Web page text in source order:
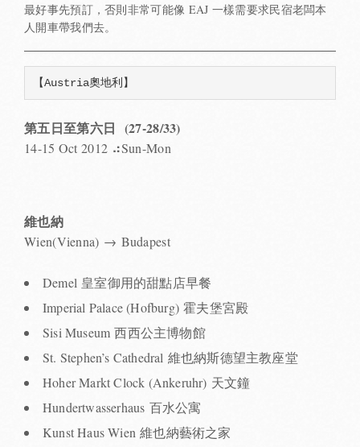
最好事先預訂，否則非常可能像 EAJ 一樣需要求民宿老闆本
人開車帶我們去。
【Austria奧地利】
第五日至第六日 (27-28/33)
14-15 Oct 2012 ⠴Sun-Mon
維也納
Wien(Vienna) → Budapest
Demel 皇室御用的甜點店早餐
Imperial Palace (Hofburg) 霍夫堡宮殿
Sisi Museum 西西公主博物館
St. Stephen’s Cathedral 維也納斯德望主教座堂
Hoher Markt Clock (Ankeruhr) 天文鐘
Hundertwasserhaus 百水公寓
Kunst Haus Wien 維也納藝術之家